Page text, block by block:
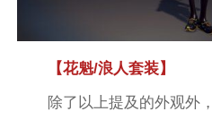
【花魁/浪人套装】
除了以上提及的外观外，